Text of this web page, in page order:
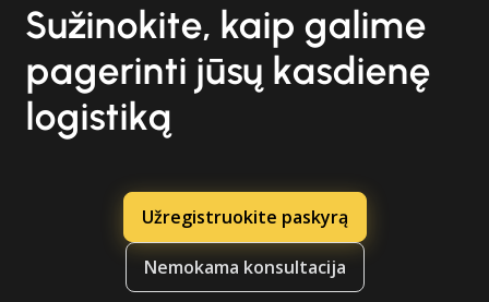
Sužinokite, kaip galime
pagerinti jūsų kasdienę
logistiką
Užregistruokite paskyrą
Nemokama konsultacija